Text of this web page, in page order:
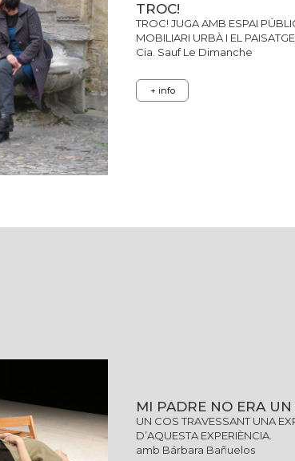
TROC!
TROC! JUGA AMB ESPAI
MOBILIARI URBÀ I EL
Cia. Sauf Le Dimanche
+ info
MI PADRE NO ERA
UN COS TRAVESSANT UNA
D’AQUESTA EXPERIÈNCIA.
amb Bárbara Bañuelos